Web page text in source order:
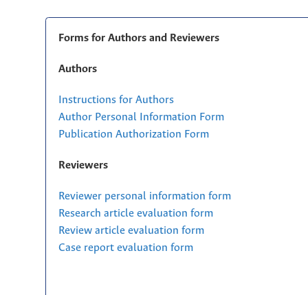
Forms for Authors and Reviewers
Authors
Instructions for Authors
Author Personal Information Form
Publication Authorization Form
Reviewers
Reviewer personal information form
Research article evaluation form
Review article evaluation form
Case report evaluation form